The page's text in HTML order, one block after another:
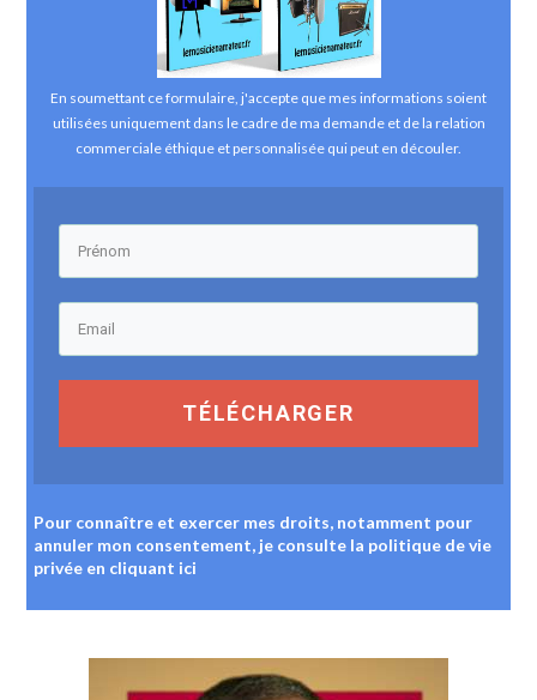
En soumettant ce formulaire, j'accepte que mes informations soient
utilisées uniquement dans le cadre de ma demande et de la relation
commerciale éthique et personnalisée qui peut en découler.
TÉLÉCHARGER
Pour connaître et exercer mes droits, notamment pour
annuler mon consentement, je consulte la politique de vie
privée en cliquant ici